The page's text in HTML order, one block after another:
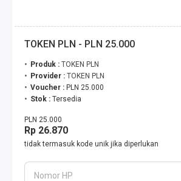
TOKEN PLN - PLN 25.000
Produk : TOKEN PLN
Provider : TOKEN PLN
Voucher : PLN 25.000
Stok : Tersedia
PLN 25.000
Rp 26.870
tidak termasuk kode unik jika diperlukan
Nomor HP